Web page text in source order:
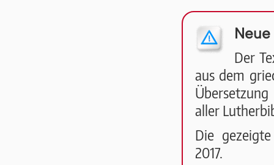
Der
aus dem
aller
Die
2017.